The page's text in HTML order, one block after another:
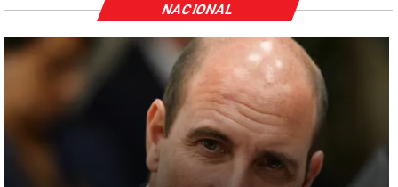
NACIONAL